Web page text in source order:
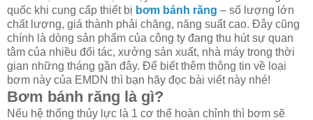
quốc khi cung cấp thiết bị bơm bánh răng – số lượng lớn
chất lượng, giá thành phải chăng, năng suất cao. Đây cũng
chính là dòng sản phẩm của công ty đang thu hút sự quan
tâm của nhiều đối tác, xưởng sản xuất, nhà máy trong thời
gian những tháng gần đây. Để biết thêm thông tin về loại
bơm này của EMDN thì bạn hãy đọc bài viết này nhé!
Bơm bánh răng là gì?
Nếu hệ thống thủy lực là 1 cơ thể hoàn chỉnh thì bơm sẽ